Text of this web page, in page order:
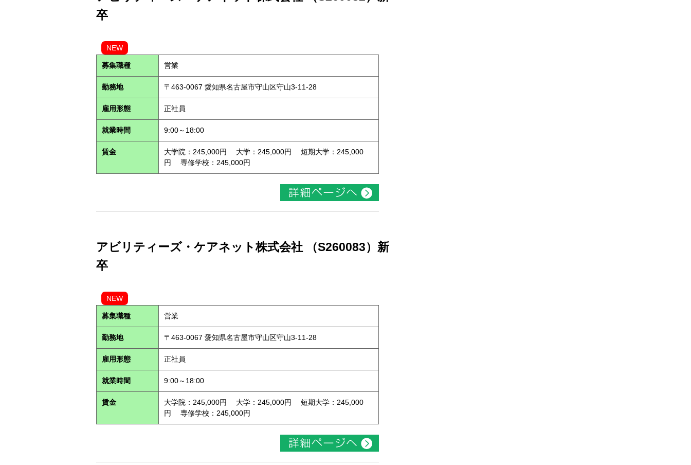
卒
NEW
募集職種 営業
勤務地 〒463-0067 愛知県名古屋市守山区守山3-11-28
雇用形態 正社員
就業時間 9:00～18:00
賃金
大学院：245,000円 大学：245,000円 短期大学：245,000
円 専修学校：245,000円
アビリティーズ・ケアネット株式会社 （S260083）新
卒
NEW
募集職種 営業
勤務地 〒463-0067 愛知県名古屋市守山区守山3-11-28
雇用形態 正社員
就業時間 9:00～18:00
賃金
大学院：245,000円 大学：245,000円 短期大学：245,000
円 専修学校：245,000円